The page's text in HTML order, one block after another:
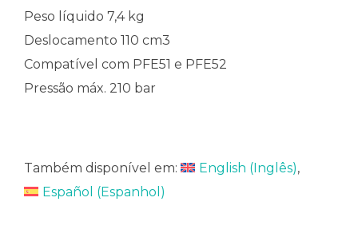
Peso líquido 7,4 kg
Deslocamento 110 cm3
Compatível com PFE51 e PFE52
Pressão máx. 210 bar
Também disponível em: English (Inglês)
Español (Espanhol )